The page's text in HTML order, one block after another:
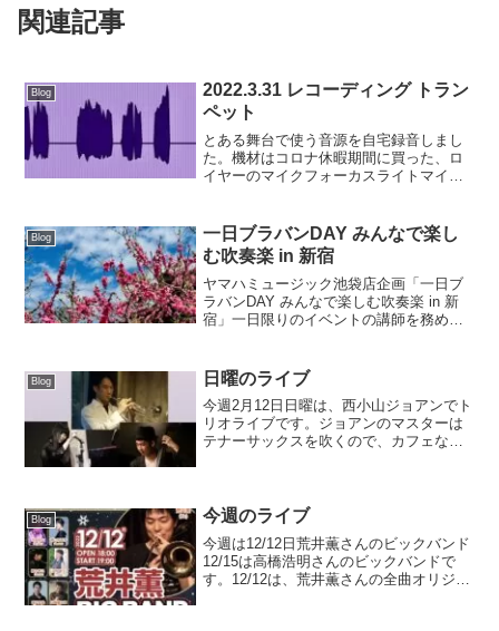
関連記事
Blog
2022.3.31 レコーディング トラン
ペット
とある舞台で使う音源を自宅録音しまし
た。機材はコロナ休暇期間に買った、ロ
イヤーのマイクフォーカスライトマイク
なって思います。特にオーディオインタ
ーフェース。あと欲を言...
Blog
一日ブラバンDAY みんなで楽し
む吹奏楽 in 新宿
ヤマハミュージック池袋店企画「一日ブ
ラバンDAY みんなで楽しむ吹奏楽 in 新
宿」一日限りのイベントの講師を務めさ
もやりましたが、その時は人数制限もあ
ったり、換気の...
Blog 日曜のライブ
今週2月12日日曜は、西小山ジョアンでト
リオライブです。ジョアンのマスターは
テナーサックスを吹くので、カフェなの
ましたので楽器持...
Blog 今週のライブ
今週は12/12日荒井薫さんのビックバンド
12/15は高橋浩明さんのビックバンドで
す。12/12は、荒井薫さんの全曲オリジナ